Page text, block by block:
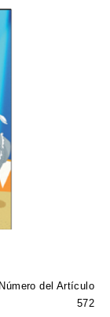
Número del Artículo
572